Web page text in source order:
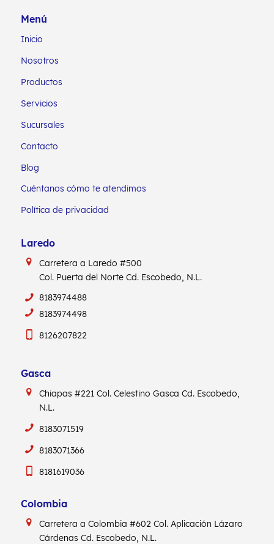
Menú
Inicio
Nosotros
Productos
Servicios
Sucursales
Contacto
Blog
Cuéntanos cómo te atendimos
Política de privacidad
Laredo
Carretera a Laredo #500
Col. Puerta del Norte Cd. Escobedo, N.L.
8183974488
8183974498
8126207822
Gasca
Chiapas #221Col. Celestino GascaCd. Escobedo,
N.L.
8183071519
8183071366
8181619036
Colombia
Carretera a Colombia #602Col. Aplicación Lázaro
CárdenasCd. Escobedo, N.L.